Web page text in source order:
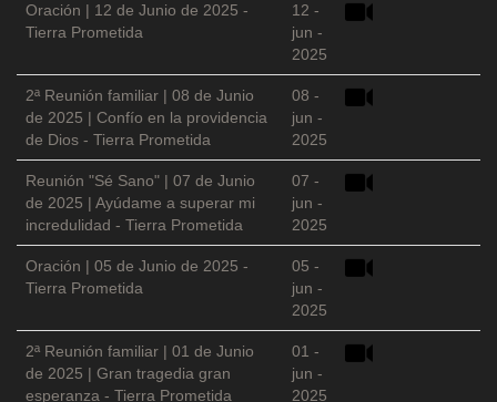
Oración | 12 de Junio de 2025 -
Tierra Prometida
12 -
jun -
2025
2ª Reunión familiar | 08 de Junio
de 2025 | Confío en la providencia
de Dios - Tierra Prometida
08 -
jun -
2025
Reunión "Sé Sano" | 07 de Junio
de 2025 | Ayúdame a superar mi
incredulidad - Tierra Prometida
07 -
jun -
2025
Oración | 05 de Junio de 2025 -
Tierra Prometida
05 -
jun -
2025
2ª Reunión familiar | 01 de Junio
de 2025 | Gran tragedia gran
esperanza - Tierra Prometida
01 -
jun -
2025